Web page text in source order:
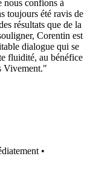
nous confions à
toujours été ravis de
résultats que de la
Corentin est
dialogue qui se
fluidité, au bénéfice
Vivement."
•